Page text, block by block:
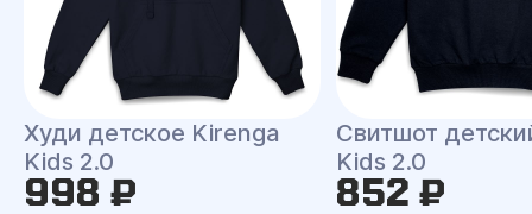
Худи детское Kirenga
Kids 2.0
998 ₽
Свитшот
Kids 2.0
852 ₽